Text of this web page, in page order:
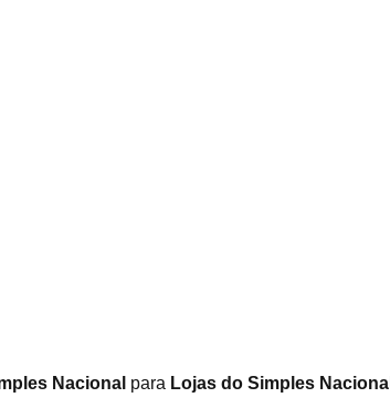
Nacional para Lojas do Simples Nacional